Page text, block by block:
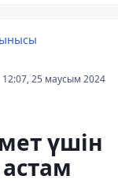
12:07, 25 маусым 2024
үшін